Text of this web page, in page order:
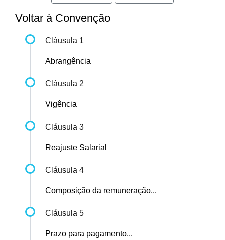
Voltar à Convenção
Cláusula 1
Abrangência
Cláusula 2
Vigência
Cláusula 3
Reajuste Salarial
Cláusula 4
Composição da remuneração...
Cláusula 5
Prazo para pagamento...